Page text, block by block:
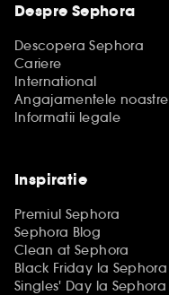
Despre Sephora
Descopera Sephora
Cariere
International
Angajamentele noastre
Informatii legale
Inspiratie
Premiul Sephora
Sephora Blog
Clean at Sephora
Black Friday la Sephora
Singles' Day la Sephora